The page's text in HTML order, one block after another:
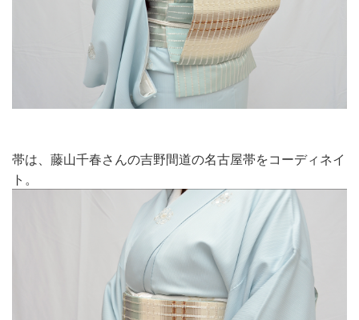
帯は、藤山千春さんの吉野間道の名古屋帯をコーディネイ
ト。